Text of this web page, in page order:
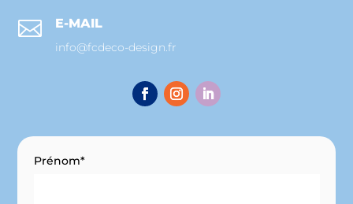
 E-MAIL
info@fcdeco-design.fr
Prénom*